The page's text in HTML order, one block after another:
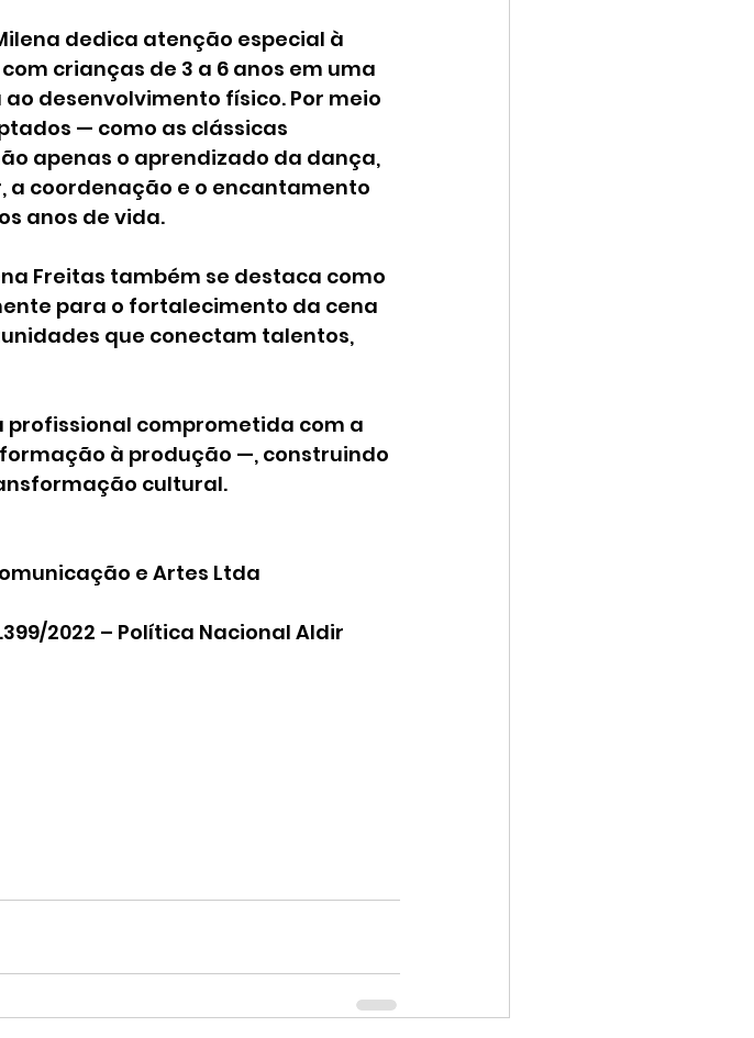
dedica atenção especial à
crianças de 3 a 6 anos em uma
desenvolvimento físico. Por meio
— como as clássicas
apenas o aprendizado da dança,
coordenação e o encantamento
anos de vida.
Freitas também se destaca como
para o fortalecimento da cena
que conectam talentos,
profissional comprometida com a
à produção —, construindo
cultural.
e Artes Ltda
2022 – Política Nacional Aldir